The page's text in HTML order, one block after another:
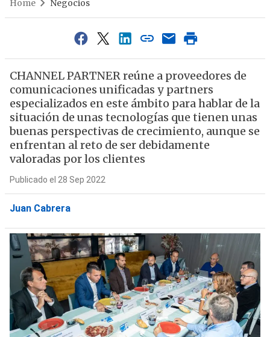
Home Negocios
CHANNEL PARTNER reúne a proveedores de
comunicaciones unificadas y partners
especializados en este ámbito para hablar de la
situación de unas tecnologías que tienen unas
buenas perspectivas de crecimiento, aunque se
enfrentan al reto de ser debidamente
valoradas por los clientes
Publicado el 28 Sep 2022
Juan Cabrera